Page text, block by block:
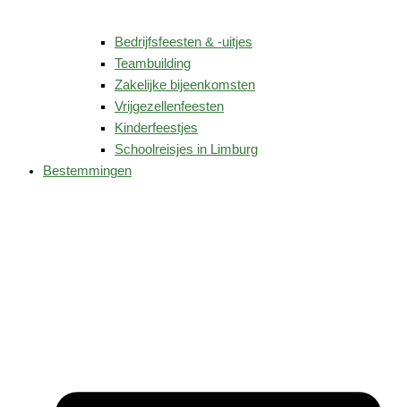
Bedrijfsfeesten & -uitjes
Teambuilding
Zakelijke bijeenkomsten
Vrijgezellenfeesten
Kinderfeestjes
Schoolreisjes in Limburg
Bestemmingen